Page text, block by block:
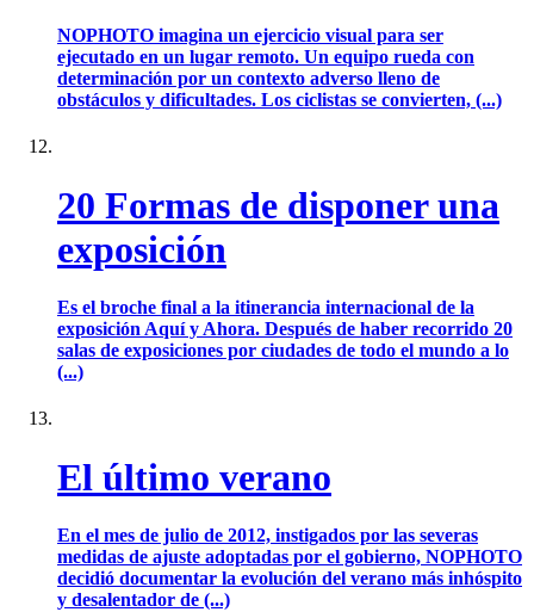
NOPHOTO imagina un ejercicio visual para ser
ejecutado en un lugar remoto. Un equipo rueda con
determinación por un contexto adverso lleno de
obstáculos y dificultades. Los ciclistas se convierten, (...)
20 Formas de disponer una
exposición
Es el broche final a la itinerancia internacional de la
exposición Aquí y Ahora. Después de haber recorrido 20
salas de exposiciones por ciudades de todo el mundo a lo
(...)
El último verano
En el mes de julio de 2012, instigados por las severas
medidas de ajuste adoptadas por el gobierno, NOPHOTO
decidió documentar la evolución del verano más inhóspito
y desalentador de (...)